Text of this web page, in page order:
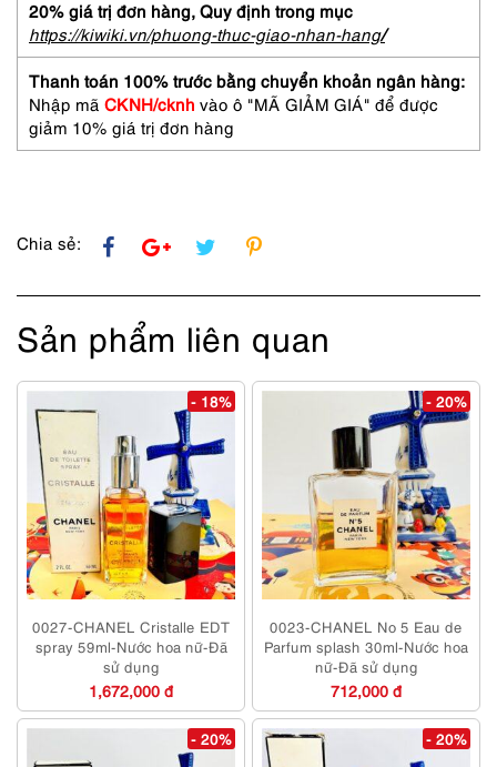
20% giá trị đơn hàng, Quy định trong mục
https://kiwiki.vn/phuong-thuc-giao-nhan-hang/
Thanh toán 100% trước bằng chuyển khoản ngân hàng:
Nhập mã CKNH/cknh vào ô "MÃ GIẢM GIÁ" để được
giảm 10% giá trị đơn hàng
Chia sẻ:
Sản phẩm liên quan
- 18%
0027-CHANEL Cristalle EDT
spray 59ml-Nước hoa nữ-Đã
sử dụng
1,672,000 đ
- 20%
0023-CHANEL No 5 Eau de
Parfum splash 30ml-Nước hoa
nữ-Đã sử dụng
712,000 đ
- 20% - 20%